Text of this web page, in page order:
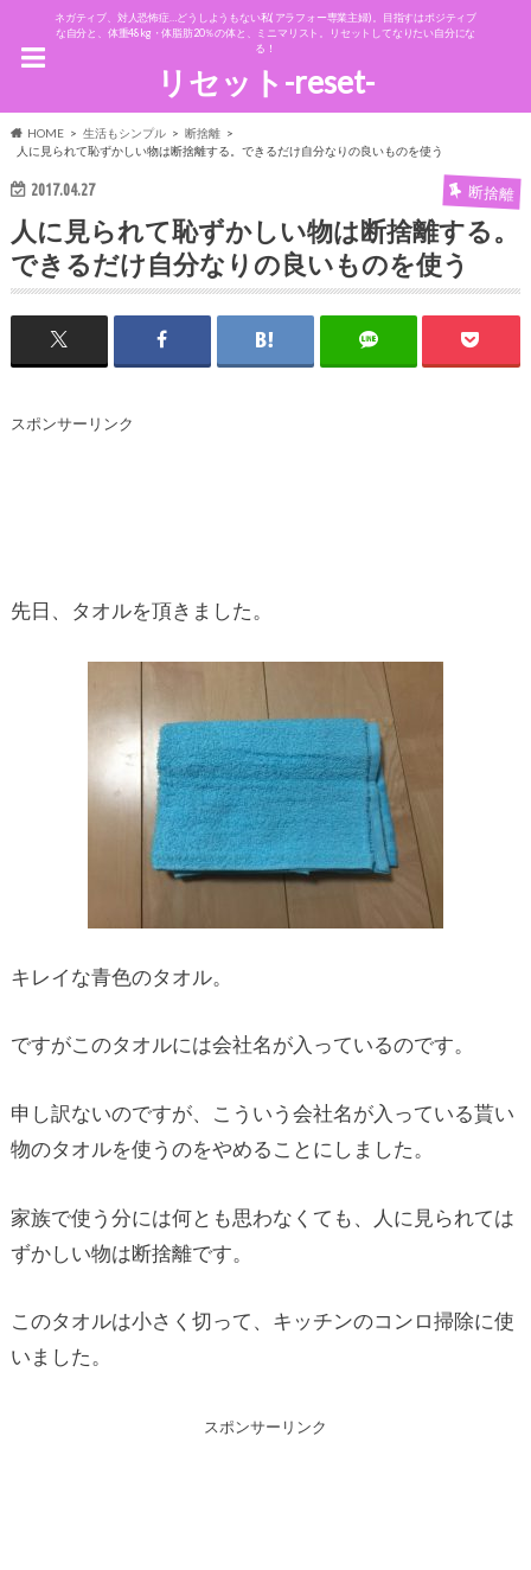
ネガティブ、対人恐怖症…どうしようもない私(アラフォー専業主婦)。目指すはポジティブ
な自分と、体重48kg・体脂肪20％の体と、ミニマリスト。リセットしてなりたい自分にな
る！
リセット-reset-
HOME 生活もシンプル
断捨離
人に見られて恥ずかしい物は断捨離する。できるだけ自分なりの良いものを使う
2017.04.27 断捨離
人に見られて恥ずかしい物は断捨離する。
できるだけ自分なりの良いものを使う
スポンサーリンク
先日、タオルを頂きました。
キレイな青色のタオル。
ですがこのタオルには会社名が入っているのです。
申し訳ないのですが、こういう会社名が入っている貰い
物のタオルを使うのをやめることにしました。
家族で使う分には何とも思わなくても、人に見られては
ずかしい物は断捨離です。
このタオルは小さく切って、キッチンのコンロ掃除に使
いました。
スポンサーリンク